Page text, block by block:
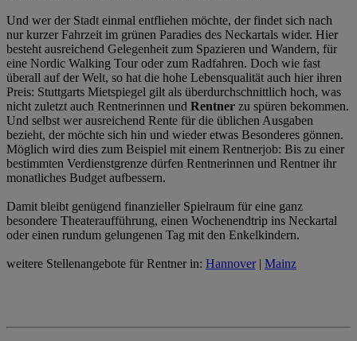
Und wer der Stadt einmal entfliehen möchte, der findet sich nach
nur kurzer Fahrzeit im grünen Paradies des Neckartals wider. Hier
besteht ausreichend Gelegenheit zum Spazieren und Wandern, für
eine Nordic Walking Tour oder zum Radfahren. Doch wie fast
überall auf der Welt, so hat die hohe Lebensqualität auch hier ihren
Preis: Stuttgarts Mietspiegel gilt als überdurchschnittlich hoch, was
nicht zuletzt auch Rentnerinnen und Rentner zu spüren bekommen.
Und selbst wer ausreichend Rente für die üblichen Ausgaben
bezieht, der möchte sich hin und wieder etwas Besonderes gönnen.
Möglich wird dies zum Beispiel mit einem Rentnerjob: Bis zu einer
bestimmten Verdienstgrenze dürfen Rentnerinnen und Rentner ihr
monatliches Budget aufbessern.
Damit bleibt genügend finanzieller Spielraum für eine ganz
besondere Theateraufführung, einen Wochenendtrip ins Neckartal
oder einen rundum gelungenen Tag mit den Enkelkindern.
weitere Stellenangebote für Rentner in: Hannover| Mainz